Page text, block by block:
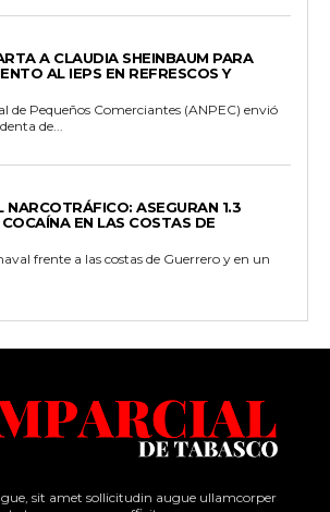
A CLAUDIA SHEINBAUM PARA
AL IEPS EN REFRESCOS Y
de Pequeños Comerciantes (ANPEC) envió
de...
NARCOTRÁFICO: ASEGURAN 1.3
EN LAS COSTAS DE
frente a las costas de Guerrero y en un
sit amet sollicitudin augue ullamcorper